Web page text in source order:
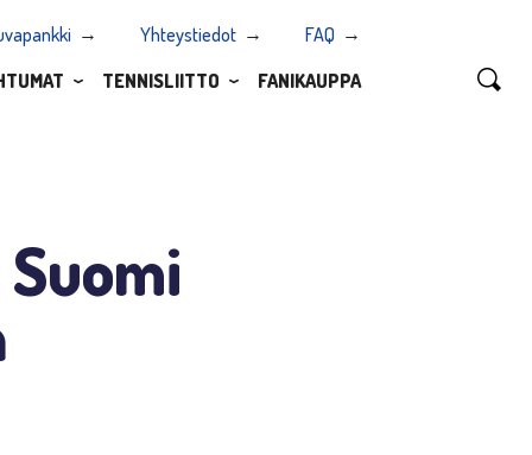
Yhteystiedot
FAQ
TENNISLIITTO FANIKAUPPA